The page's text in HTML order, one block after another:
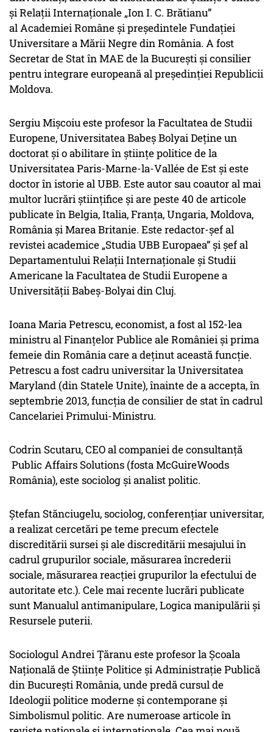
și Relații Internaționale „Ion I. C. Brătianu”
al Academiei Române și președintele Fundației
Universitare a Mării Negre din România. A fost
Secretar de Stat în MAE de la București și consilier
pentru integrare europeană al președinției Republicii
Moldova.
Sergiu Mișcoiu este profesor la Facultatea de Studii
Europene, Universitatea Babeș Bolyai Deține un
doctorat și o abilitare în științe politice de la
Universitatea Paris-Marne-la-Vallée de Est și este
doctor în istorie al UBB. Este autor sau coautor al mai
multor lucrări științifice și are peste 40 de articole
publicate în Belgia, Italia, Franța, Ungaria, Moldova,
România și Marea Britanie. Este redactor-șef al
revistei academice „Studia UBB Europaea” și șef al
Departamentului Relații Internaționale și Studii
Americane la Facultatea de Studii Europene a
Universității Babeș-Bolyai din Cluj.
Ioana Maria Petrescu, economist, a fost al 152-lea
ministru al Finanțelor Publice ale României și prima
femeie din România care a deținut această funcție.
Petrescu a fost cadru universitar la Universitatea
Maryland (din Statele Unite), înainte de a accepta, în
septembrie 2013, funcția de consilier de stat în cadrul
Cancelariei Primului-Ministru.
Codrin Scutaru, CEO al companiei de consultanță
Public Affairs Solutions (fosta McGuireWoods
România), este sociolog și analist politic.
Ștefan Stănciugelu, sociolog, conferențiar universitar,
a realizat cercetări pe teme precum efectele
discreditării sursei și ale discreditării mesajului în
cadrul grupurilor sociale, măsurarea încrederii
sociale, măsurarea reacției grupurilor la efectului de
autoritate etc.). Cele mai recente lucrări publicate
sunt Manualul antimanipulare, Logica manipulării și
Resursele puterii.
Sociologul Andrei Țăranu este profesor la Școala
Națională de Științe Politice și Administrație Publică
din București România, unde predă cursul de
Ideologii politice moderne și contemporane și
Simbolismul politic. Are numeroase articole în